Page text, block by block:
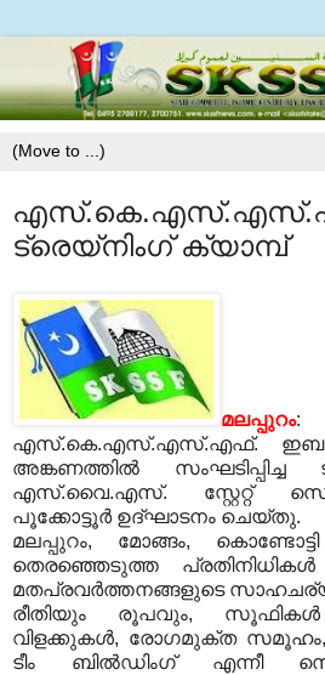
ട്രെയ്‌നിംഗ് ക്യാമ്പ്
മലപ്പുറം:
എസ്.കെ.എസ്.എസ്.എഫ്.
അങ്കണത്തില്‍
എസ്.വൈ.എസ്. സ്റ്റേറ്റ്
പൂക്കോട്ടൂര്‍ ഉദ്ഘാടനം ചെയ്തു.
മലപ്പുറം, മോങ്ങം,
തെരഞ്ഞെടുത്ത പ്രതിനിധികള്‍
മതപ്രവര്‍ത്തനങ്ങളുടെ
രീതിയും രൂപവും, സൂഫികള്‍
വിളക്കുകള്‍, രോഗമുക്ത
ടീം ബില്‍ഡിംഗ് എന്നീ